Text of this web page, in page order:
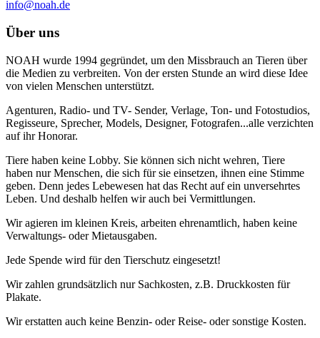
info@noah.de
Über uns
NOAH wurde 1994 gegründet, um den Missbrauch an Tieren über
die Medien zu verbreiten. Von der ersten Stunde an wird diese Idee
von vielen Menschen unterstützt.
Agenturen, Radio- und TV- Sender, Verlage, Ton- und Fotostudios,
Regisseure, Sprecher, Models, Designer, Fotografen...alle verzichten
auf ihr Honorar.
Tiere haben keine Lobby. Sie können sich nicht wehren, Tiere
haben nur Menschen, die sich für sie einsetzen, ihnen eine Stimme
geben. Denn jedes Lebewesen hat das Recht auf ein unversehrtes
Leben. Und deshalb helfen wir auch bei Vermittlungen.
Wir agieren im kleinen Kreis, arbeiten ehrenamtlich, haben keine
Verwaltungs- oder Mietausgaben.
Jede Spende wird für den Tierschutz eingesetzt!
Wir zahlen grundsätzlich nur Sachkosten, z.B. Druckkosten für
Plakate.
Wir erstatten auch keine Benzin- oder Reise- oder sonstige Kosten.